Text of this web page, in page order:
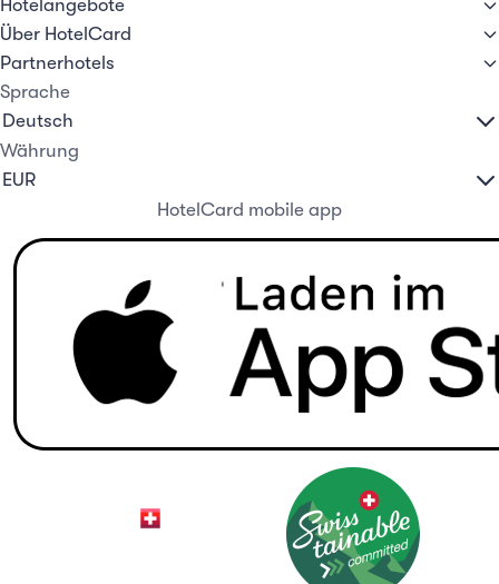
Hotelangebote
Über HotelCard
Partnerhotels
Sprache
Währung
HotelCard mobile app